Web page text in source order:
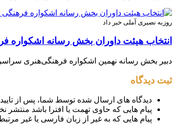
روزبه نصیری آملی خبر داد
انتخاب هیئت داوران بخش رسانه اشکواره
دبیر بخش رسانه نهمین اشکواره فرهنگی‌هنری
ثبت دیدگاه
دیدگاه های ارسال شده توسط شما، پس از
پیام هایی که حاوی تهمت یا افترا باشد منتشر
پیام هایی که به غیر از زبان فارسی یا غیر